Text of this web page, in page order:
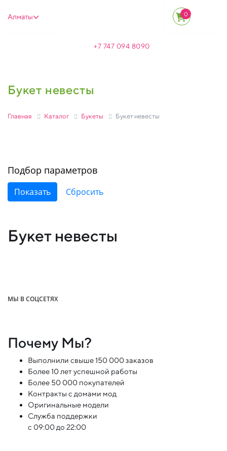
Алматы 0
+7 747 094 8090
Букет невесты
Главная Каталог Букеты Букет невесты
Подбор параметров
Букет невесты
МЫ В СОЦСЕТЯХ
Почему Мы?
Выполнили свыше 150 000 заказов
Более 10 лет успешной работы
Более 50 000 покупателей
Контракты с домами мод
Оригинальные модели
Служба поддержки
с 09:00 до 22:00